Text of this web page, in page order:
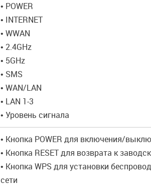
• POWER
• INTERNET
• WWAN
• 2.4GHz
• 5GHz
• SMS
• WAN/LAN
• LAN 1-3
• Уровень сигнала
• Кнопка POWER для включения/
• Кнопка RESET для возврата к
• Кнопка WPS для установки
сети